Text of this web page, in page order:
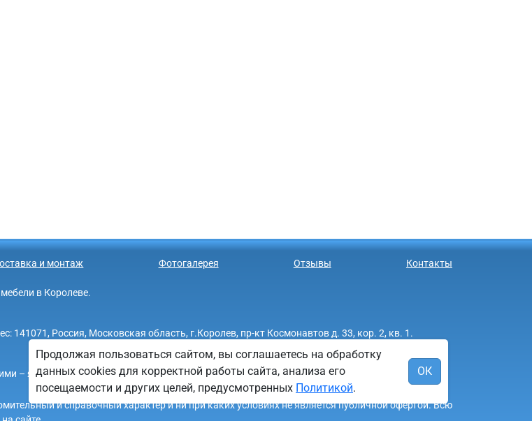
и монтаж Фотогалерея Отзывы Контакты
в Королеве.
Россия, Московская область, г.Королев, пр-кт Космонавтов д. 33, кор. 2, кв. 1.
– является опечаткой.
и справочный характер и ни при каких условиях не является публичной офертой. Всю
Продолжая пользоваться сайтом, вы соглашаетесь на обработку
данных cookies для корректной работы сайта, анализа его
посещаемости и других целей, предусмотренных Политикой.
ОК